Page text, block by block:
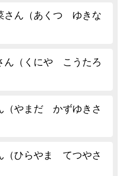
さん（あくつ ゆきな
ん（くにや こうたろ
やまだ かずゆきさ
ひらやま てつやさ